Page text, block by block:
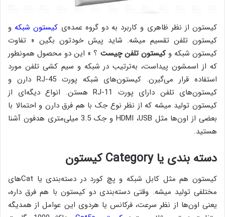
کیستون از نظر ظاهری و کاربرد به دو گروه عمده‌ی کیستون شبکهو
کیستون تلفن تقسیم میشه. شاید پیش خودتون بگین « تفاوت
کیستون شبکه وکیستون تلفن چیست
؟ » این دو محصول همون‎طور
که از اسمشون پیداست، به‌ترتیب در شبکه و سیم کشی تلفن مورد
استفاده قرار می‌گیرن. کیستون‌های شبکه پورت RJ-45 دارن و
کیستون‌های تلفن دارای پورت RJ-11 هستن. انواع دیگه‌ای از
کیستون تولید میشه که از نظر نوع جک با هم فرق دارن و احتمالا با
بعضی از اون‌ها مثل HDMI ،USB و جک 3.5 میلی‌متری هدفون آشنا
هستید.
دسته بندی یا Category کیستون
کیستون هم مثل کابل شبکه و پچ کورد در دسته‌بندی یا Catهای
مختلفی تولید میشه. وقتی دسته‌بندی دو کیستون با هم فرق داره،
یعنی اون‌ها از نظر سرعت، فرکانس یا هردوی این عوامل از همدیگه